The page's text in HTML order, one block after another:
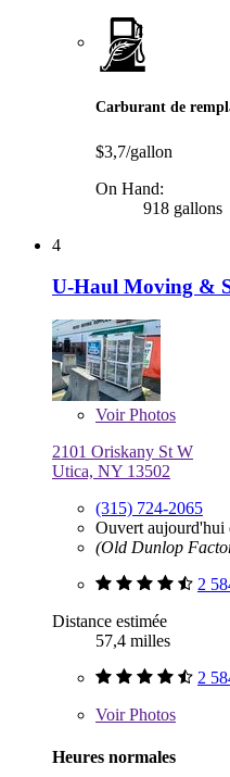
Carburant de
$3,7/gallon
On Hand:
918 gallons
4
U-Haul Moving &
VoirPhotos
2101 Oriskany St W
Utica, NY 13502
(315) 724-2065
Ouvert aujourd'hui
(Old Dunlop
2
Distance estimée
57,4 milles
2
VoirPhotos
Heures normales